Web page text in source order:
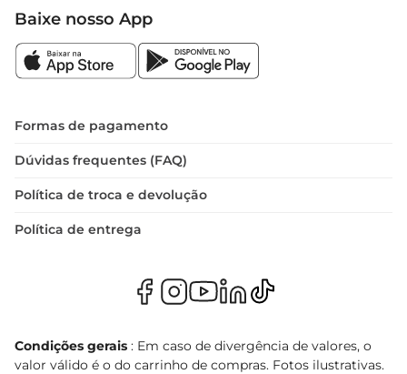
Baixe nosso App
Formas de pagamento
Dúvidas frequentes (FAQ)
Política de troca e devolução
Política de entrega
Condições gerais : Em caso de divergência de valores, o
valor válido é o do carrinho de compras. Fotos ilustrativas.